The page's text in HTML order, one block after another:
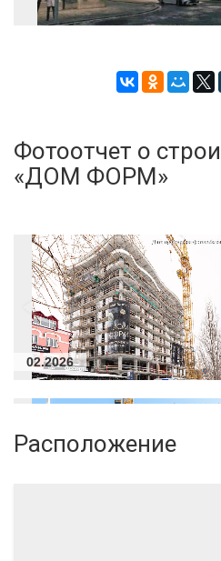
Фотоотчет о
«ДОМ ФОРМ»
02.2026
Расположение